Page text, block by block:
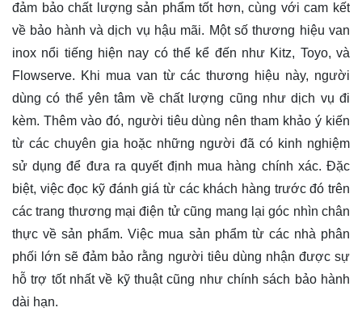
đảm bảo chất lượng sản phẩm tốt hơn, cùng với cam kết
về bảo hành và dịch vụ hậu mãi. Một số thương hiệu van
inox nổi tiếng hiện nay có thể kể đến như Kitz, Toyo, và
Flowserve. Khi mua van từ các thương hiệu này, người
dùng có thể yên tâm về chất lượng cũng như dịch vụ đi
kèm. Thêm vào đó, người tiêu dùng nên tham khảo ý kiến
từ các chuyên gia hoặc những người đã có kinh nghiệm
sử dụng để đưa ra quyết định mua hàng chính xác. Đặc
biệt, việc đọc kỹ đánh giá từ các khách hàng trước đó trên
các trang thương mại điện tử cũng mang lại góc nhìn chân
thực về sản phẩm. Việc mua sản phẩm từ các nhà phân
phối lớn sẽ đảm bảo rằng người tiêu dùng nhận được sự
hỗ trợ tốt nhất về kỹ thuật cũng như chính sách bảo hành
dài hạn.